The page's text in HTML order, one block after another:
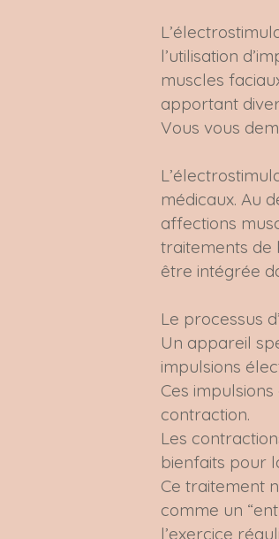
l’utilisation
muscles
apportant
Vous vous
médicaux. Au
affections
traitements de
être intégrée
Le processus
Un appareil
impulsions
Ces
contraction.
Les
bienfaits pour
Ce traitement
comme un
l’exercice